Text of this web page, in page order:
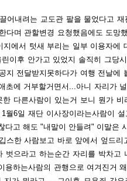
어내려는 교도관 팔을 물었다고
다며 관할변경 요청했음에도 도망
지에서 텃새 부리는 일부 이용자에
이후 안가고 있었지 솔직히 그당
지 전달받지못하다가 여행 전날에
초에 거부할거면서...아니 자리가
다른사람이 있는거 보니 뭔가
월6일 재단 이사장이라는사람이
다고 해도 "내말이 안들려" 이말은
스한 사람보고 바로 앞에서 엎드
벗으라고 하는순간 자리를 박차고
용하는사람의 관행으로 여겨진거